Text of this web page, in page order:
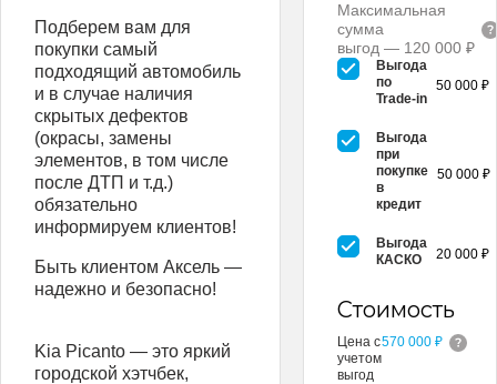
Подберем вам для
покупки самый
подходящий автомобиль
и в случае наличия
скрытых дефектов
(окрасы, замены
элементов, в том числе
после ДТП и т.д.)
обязательно
информируем клиентов!
Быть клиентом Аксель —
надежно и безопасно!
Kia Picanto — это яркий
городской хэтчбек,
Максимальная
сумма
выгод — 120 000 ₽
Выгода
по
Trade-in
50 000 ₽
Выгода
при
покупке
в
кредит
50 000 ₽
Выгода
КАСКО
20 000 ₽
Стоимость
Цена с
учетом
выгод
570 000 ₽